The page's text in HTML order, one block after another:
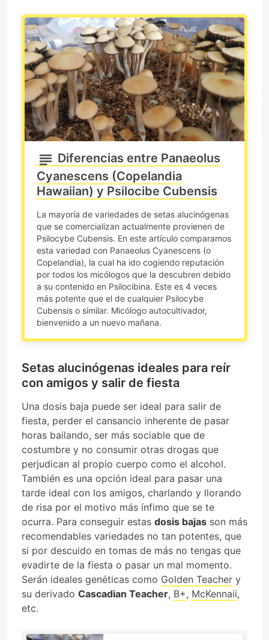
Diferencias entre Panaeolus
Cyanescens (Copelandia
Hawaiian) y Psilocibe Cubensis
La mayoría de variedades de setas alucinógenas
que se comercializan actualmente provienen de
Psilocybe Cubensis. En este artículo comparamos
esta variedad con Panaeolus Cyanescens (o
Copelandia), la cual ha ido cogiendo reputación
por todos los micólogos que la descubren debido
a su contenido en Psilocibina. Este es 4 veces
más potente que el de cualquier Psilocybe
Cubensis o similar. Micólogo autocultivador,
bienvenido a un nuevo mañana.
Setas alucinógenas ideales para reír
con amigos y salir de fiesta
Una dosis baja puede ser ideal para salir de
fiesta, perder el cansancio inherente de pasar
horas bailando, ser más sociable que de
costumbre y no consumir otras drogas que
perjudican al propio cuerpo como el alcohol.
También es una opción ideal para pasar una
tarde ideal con los amigos, charlando y llorando
de risa por el motivo más ínfimo que se te
ocurra. Para conseguir estas dosis bajas son más
recomendables variedades no tan potentes, que
si por descuido en tomas de más no tengas que
evadirte de la fiesta o pasar un mal momento.
Serán ideales genéticas como Golden Teacher y
su derivado Cascadian Teacher, B+, McKennaii,
etc.